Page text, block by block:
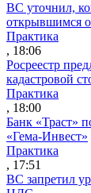
ВС уточнил,
открывшимся
Практика
, 18:06
Росреестр
кадастровой
Практика
, 18:00
Банк «Траст»
«Гема-Инвест»
Практика
, 17:51
ВС запретил